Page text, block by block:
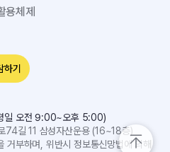
용체제
하기
일 오전 9:00~오후 5:00)
74길 11 삼성자산운용 (16~18층)
거부하며, 위반시 정보통신망법에 의해